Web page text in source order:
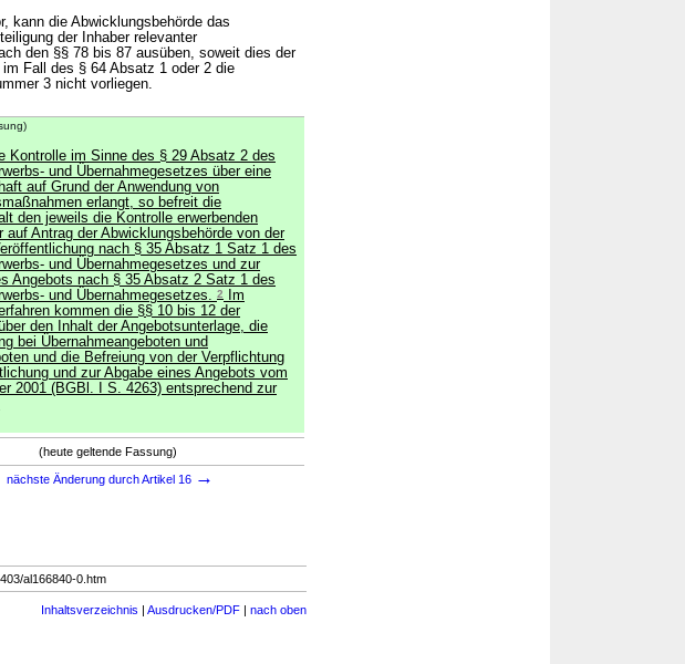
kann die Abwicklungsbehörde das
der Inhaber relevanter
den §§ 78 bis 87 ausüben, soweit dies der
Fall des § 64 Absatz 1 oder 2 die
3 nicht vorliegen.
Kontrolle im Sinne des § 29 Absatz 2 des
und Übernahmegesetzes über eine
auf Grund der Anwendung von
erlangt, so befreit die
den jeweils die Kontrolle erwerbenden
auf Antrag der Abwicklungsbehörde von der
nach § 35 Absatz 1 Satz 1 des
und Übernahmegesetzes und zur
Angebots nach § 35 Absatz 2 Satz 1 des
und Übernahmegesetzes. 2
Im
kommen die §§ 10 bis 12 der
den Inhalt der Angebotsunterlage, die
bei Übernahmeangeboten und
und die Befreiung von der Verpflichtung
und zur Abgabe eines Angebots vom
2001 (BGBl. I S. 4263) entsprechend zur
(heute geltende Fassung)
nächste Änderung durch Artikel 16 →
al166840-0.htm
Inhaltsverzeichnis | Ausdrucken/PDF | nach oben